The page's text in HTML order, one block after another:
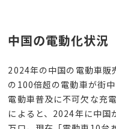
中国の電動化状況
2024年の中国の電動車販
の 100倍超の電動車が街
電動車普及に不可欠な充
によると、 2024年に中国